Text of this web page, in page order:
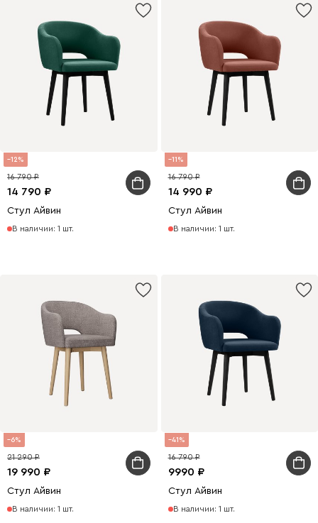
12
14 790
16 790
Стул Айвин
В наличии: 1 шт.
11
14 990
16 790
Стул Айвин
В наличии: 1 шт.
6
19 990
21 290
Стул Айвин
В наличии: 1 шт.
41
9990
16 790
Стул Айвин
В наличии: 1 шт.